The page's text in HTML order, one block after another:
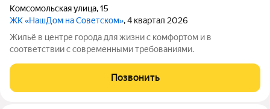
Комсомольская улица,15
ЖК «НашДом на Советском», 4 квартал 2026
Жильё в центре города для жизни с комфортом и в
соответствии с современными требованиями.
Позвонить